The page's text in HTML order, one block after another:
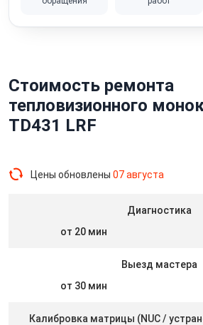
Стоимость ремонта
тепловизионного
TD431 LRF
Цены обновлены 07 августа
Диагностика
от 20 мин
Выезд мастера
от 30 мин
Калибровка матрицы (NUC /